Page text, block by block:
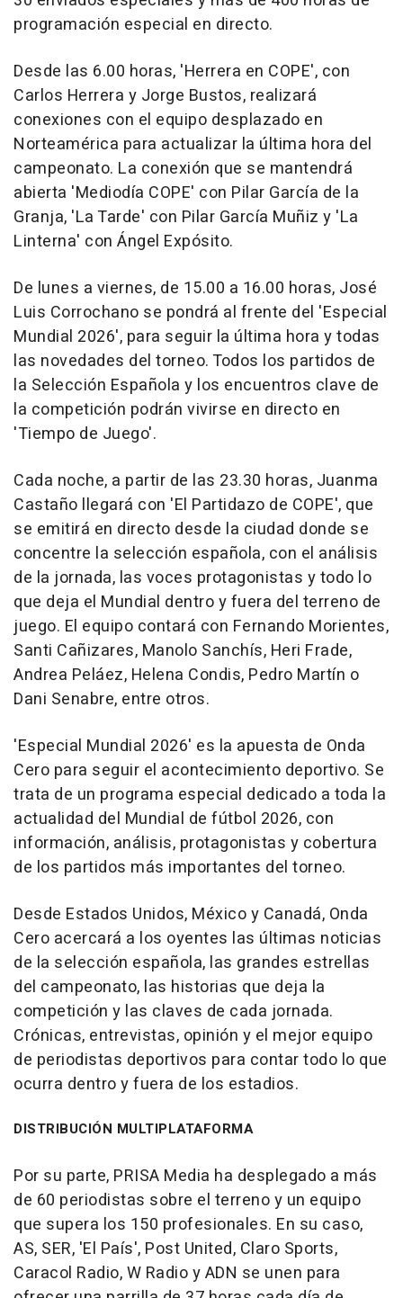
programación especial en directo.
Desde las 6.00 horas, 'Herrera en COPE', con
Carlos Herrera y Jorge Bustos, realizará
conexiones con el equipo desplazado en
Norteamérica para actualizar la última hora del
campeonato. La conexión que se mantendrá
abierta 'Mediodía COPE' con Pilar García de la
Granja, 'La Tarde' con Pilar García Muñiz y 'La
Linterna' con Ángel Expósito.
De lunes a viernes, de 15.00 a 16.00 horas, José
Luis Corrochano se pondrá al frente del 'Especial
Mundial 2026', para seguir la última hora y todas
las novedades del torneo. Todos los partidos de
la Selección Española y los encuentros clave de
la competición podrán vivirse en directo en
'Tiempo de Juego'.
Cada noche, a partir de las 23.30 horas, Juanma
Castaño llegará con 'El Partidazo de COPE', que
se emitirá en directo desde la ciudad donde se
concentre la selección española, con el análisis
de la jornada, las voces protagonistas y todo lo
que deja el Mundial dentro y fuera del terreno de
juego. El equipo contará con Fernando Morientes,
Santi Cañizares, Manolo Sanchís, Heri Frade,
Andrea Peláez, Helena Condis, Pedro Martín o
Dani Senabre, entre otros.
'Especial Mundial 2026' es la apuesta de Onda
Cero para seguir el acontecimiento deportivo. Se
trata de un programa especial dedicado a toda la
actualidad del Mundial de fútbol 2026, con
información, análisis, protagonistas y cobertura
de los partidos más importantes del torneo.
Desde Estados Unidos, México y Canadá, Onda
Cero acercará a los oyentes las últimas noticias
de la selección española, las grandes estrellas
del campeonato, las historias que deja la
competición y las claves de cada jornada.
Crónicas, entrevistas, opinión y el mejor equipo
de periodistas deportivos para contar todo lo que
ocurra dentro y fuera de los estadios.
DISTRIBUCIÓN MULTIPLATAFORMA
Por su parte, PRISA Media ha desplegado a más
de 60 periodistas sobre el terreno y un equipo
que supera los 150 profesionales. En su caso,
AS, SER, 'El País', Post United, Claro Sports,
Caracol Radio, W Radio y ADN se unen para